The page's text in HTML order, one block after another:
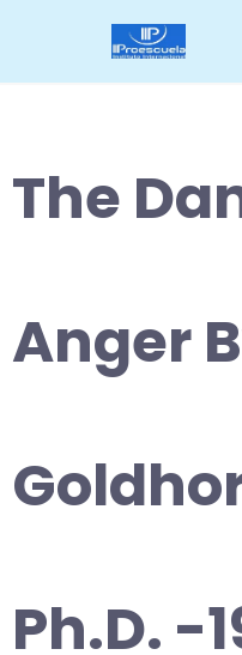
The
Anger
Ph.D. -